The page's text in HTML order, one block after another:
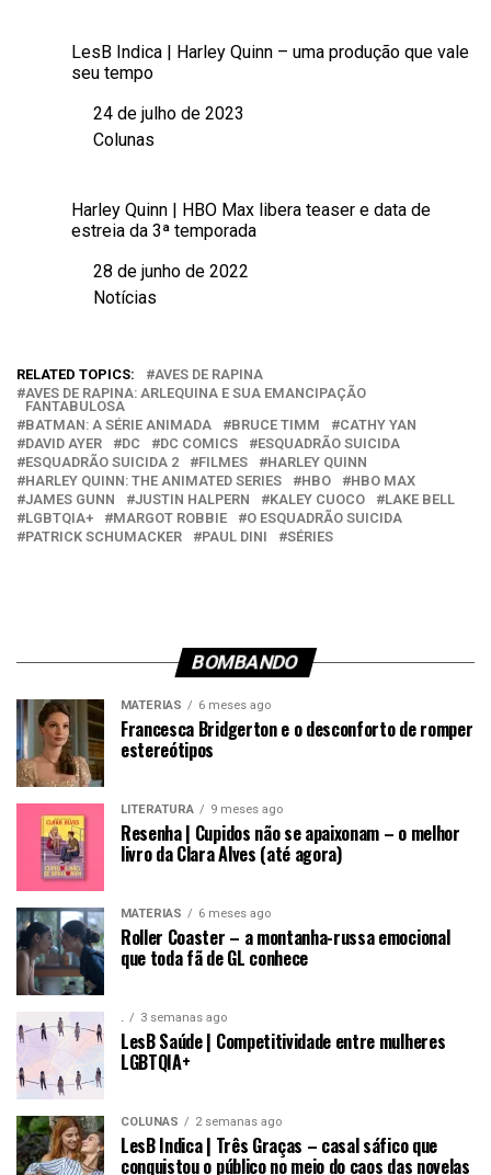
LesB Indica | Harley Quinn – uma produção que vale
seu tempo
Data
24 de julho de 2023
Em relação a
Colunas
Harley Quinn | HBO Max libera teaser e data de
estreia da 3ª temporada
Data
28 de junho de 2022
Em relação a
Notícias
RELATED TOPICS:
AVES DE RAPINA
AVES DE RAPINA: ARLEQUINA E SUA EMANCIPAÇÃO
FANTABULOSA
BATMAN: A SÉRIE ANIMADA
BRUCE TIMM
CATHY YAN
DAVID AYER
DC DC COMICS
ESQUADRÃO SUICIDA
ESQUADRÃO SUICIDA 2
FILMES
HARLEY QUINN
HARLEY QUINN: THE ANIMATED SERIES
HBO
HBO MAX
JAMES GUNN
JUSTIN HALPERN KALEY CUOCO
LAKE BELL
LGBTQIA+
MARGOT ROBBIE
O ESQUADRÃO SUICIDA
PATRICK SCHUMACKER
PAUL DINI SÉRIES
BOMBANDO
MATÉRIAS 6 meses ago
Francesca Bridgerton e o desconforto de romper
estereótipos
LITERATURA 9 meses ago
Resenha | Cupidos não se apaixonam – o melhor
livro da Clara Alves (até agora)
MATÉRIAS 6 meses ago
Roller Coaster – a montanha-russa emocional
que toda fã de GL conhece
. 3 semanas ago
LesB Saúde | Competitividade entre mulheres
LGBTQIA+
COLUNAS 2 semanas ago
LesB Indica | Três Graças – casal sáfico que
conquistou o público no meio do caos das novelas